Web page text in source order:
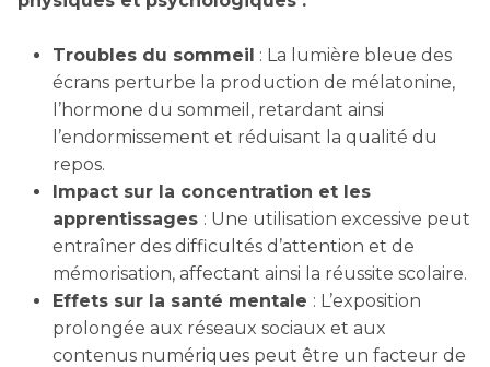
Troubles du sommeil : La lumière bleue des
écrans perturbe la production de mélatonine,
l’hormone du sommeil, retardant ainsi
l’endormissement et réduisant la qualité du
repos.
Impact sur la concentration et les
apprentissages : Une utilisation excessive peut
entraîner des difficultés d’attention et de
mémorisation, affectant ainsi la réussite scolaire.
Effets sur la santé mentale : L’exposition
prolongée aux réseaux sociaux et aux
contenus numériques peut être un facteur de